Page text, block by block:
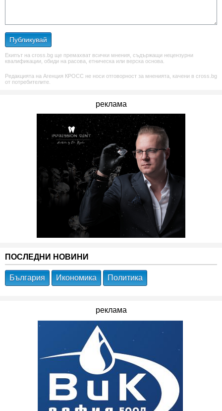
Публикувай
Екипът на cross.bg ще премахват всички мнения, съдържащи нецензурни
квалификации, обиди на расова, етническа или верска основа.
Редакцията на Агенция КРОСС не носи отговорност за мненията, качени в cross.bg
от потребителите.
реклама
ПОСЛЕДНИ НОВИНИ
България Икономика Политика
реклама